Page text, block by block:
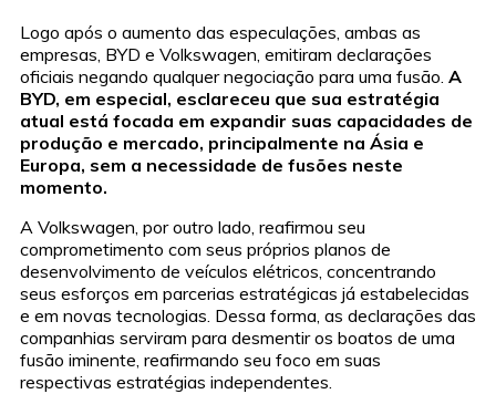
Logo após o aumento das especulações, ambas as
empresas, BYD e Volkswagen, emitiram declarações
oficiais negando qualquer negociação para uma fusão. A
BYD, em especial, esclareceu que sua estratégia
atual está focada em expandir suas capacidades de
produção e mercado, principalmente na Ásia e
Europa, sem a necessidade de fusões neste
momento.
A Volkswagen, por outro lado, reafirmou seu
comprometimento com seus próprios planos de
desenvolvimento de veículos elétricos, concentrando
seus esforços em parcerias estratégicas já estabelecidas
e em novas tecnologias. Dessa forma, as declarações das
companhias serviram para desmentir os boatos de uma
fusão iminente, reafirmando seu foco em suas
respectivas estratégias independentes.